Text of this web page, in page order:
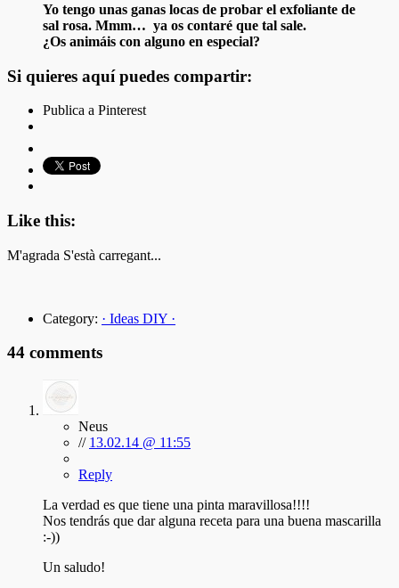
Yo tengo unas ganas locas de probar el exfoliante de
sal rosa. Mmm… ya os contaré que tal sale.
¿Os animáis con alguno en especial?
Si quieres aquí puedes compartir:
Publica a Pinterest
Like this:
M'agrada S'està carregant...
Category: · Ideas DIY ·
44 comments
Neus
// 13.02.14 @ 11:55
Reply
La verdad es que tiene una pinta maravillosa!!!!
Nos tendrás que dar alguna receta para una buena mascarilla
:-))
Un saludo!